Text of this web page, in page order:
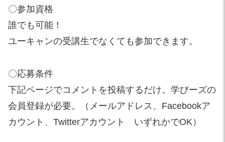
〇参加資格
誰でも可能！
ユーキャンの受講生でなくても参加できます。
〇応募条件
下記ページでコメントを投稿するだけ。学びーズの
会員登録が必要。（メールアドレス、Facebookア
カウント、Twitterアカウント いずれかでOK）